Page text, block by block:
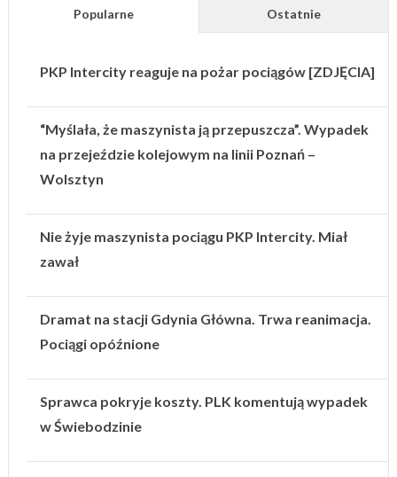
Popularne Ostatnie
PKP Intercity reaguje na pożar pociągów [ZDJĘCIA]
“Myślała, że maszynista ją przepuszcza”. Wypadek
na przejeździe kolejowym na linii Poznań –
Wolsztyn
Nie żyje maszynista pociągu PKP Intercity. Miał
zawał
Dramat na stacji Gdynia Główna. Trwa reanimacja.
Pociągi opóźnione
Sprawca pokryje koszty. PLK komentują wypadek
w Świebodzinie